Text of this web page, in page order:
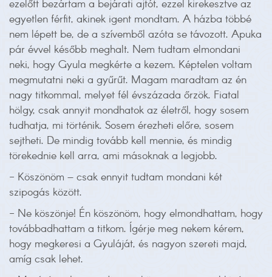
ezelőtt bezártam a bejárati ajtót, ezzel kirekesztve az
egyetlen férfit, akinek igent mondtam. A házba többé
nem lépett be, de a szívemből azóta se távozott. Apuka
pár évvel később meghalt. Nem tudtam elmondani
neki, hogy Gyula megkérte a kezem. Képtelen voltam
megmutatni neki a gyűrűt. Magam maradtam az én
nagy titkommal, melyet fél évszázada őrzök. Fiatal
hölgy, csak annyit mondhatok az életről, hogy sosem
tudhatja, mi történik. Sosem érezheti előre, sosem
sejtheti. De mindig tovább kell mennie, és mindig
törekednie kell arra, ami másoknak a legjobb.
- Köszönöm – csak ennyit tudtam mondani két
szipogás között.
- Ne köszönje! Én köszönöm, hogy elmondhattam, hogy
továbbadhattam a titkom. Ígérje meg nekem kérem,
hogy megkeresi a Gyuláját, és nagyon szereti majd,
amíg csak lehet.